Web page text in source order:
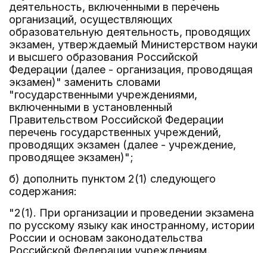
деятельность, включенными в перечень
организаций, осуществляющих
образовательную деятельность, проводящих
экзамен, утверждаемый Министерством науки
и высшего образования Российской
Федерации (далее - организация, проводящая
экзамен)" заменить словами
"государственными учреждениями,
включенными в установленный
Правительством Российской Федерации
перечень государственных учреждений,
проводящих экзамен (далее - учреждение,
проводящее экзамен)";
б) дополнить пунктом 2(1) следующего
содержания:
"2(1). При организации и проведении экзамена
по русскому языку как иностранному, истории
России и основам законодательства
Российской Федерации учреждениям,